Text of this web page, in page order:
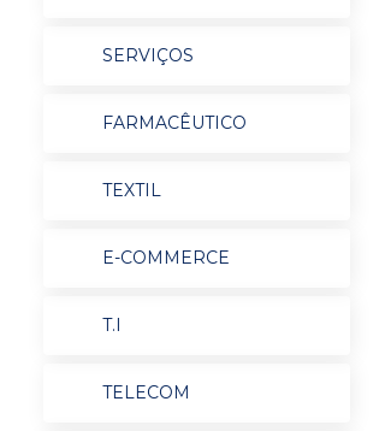
SERVIÇOS
FARMACÊUTICO
TEXTIL
E-COMMERCE
T.I
TELECOM